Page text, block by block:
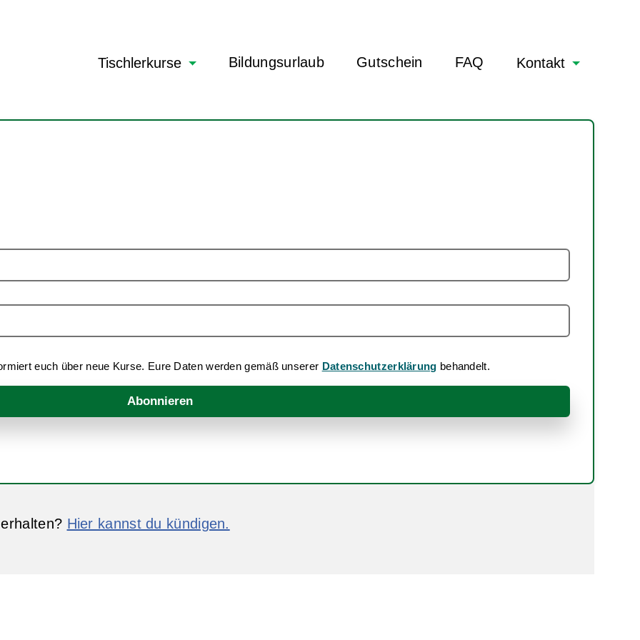
überspringen
Tischlerkurse Bildungsurlaub Gutschein FAQ Kontakt
euch über neue Kurse. Eure Daten werden gemäß unserer Datenschutzerklärung behandelt.
Abonnieren
Hier kannst du kündigen.